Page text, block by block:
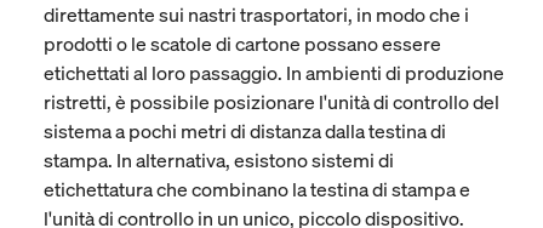
direttamente sui nastri trasportatori, in modo che i
prodotti o le scatole di cartone possano essere
etichettati al loro passaggio. In ambienti di produzione
ristretti, è possibile posizionare l'unità di controllo del
sistema a pochi metri di distanza dalla testina di
stampa. In alternativa, esistono sistemi di
etichettatura che combinano la testina di stampa e
l'unità di controllo in un unico, piccolo dispositivo.